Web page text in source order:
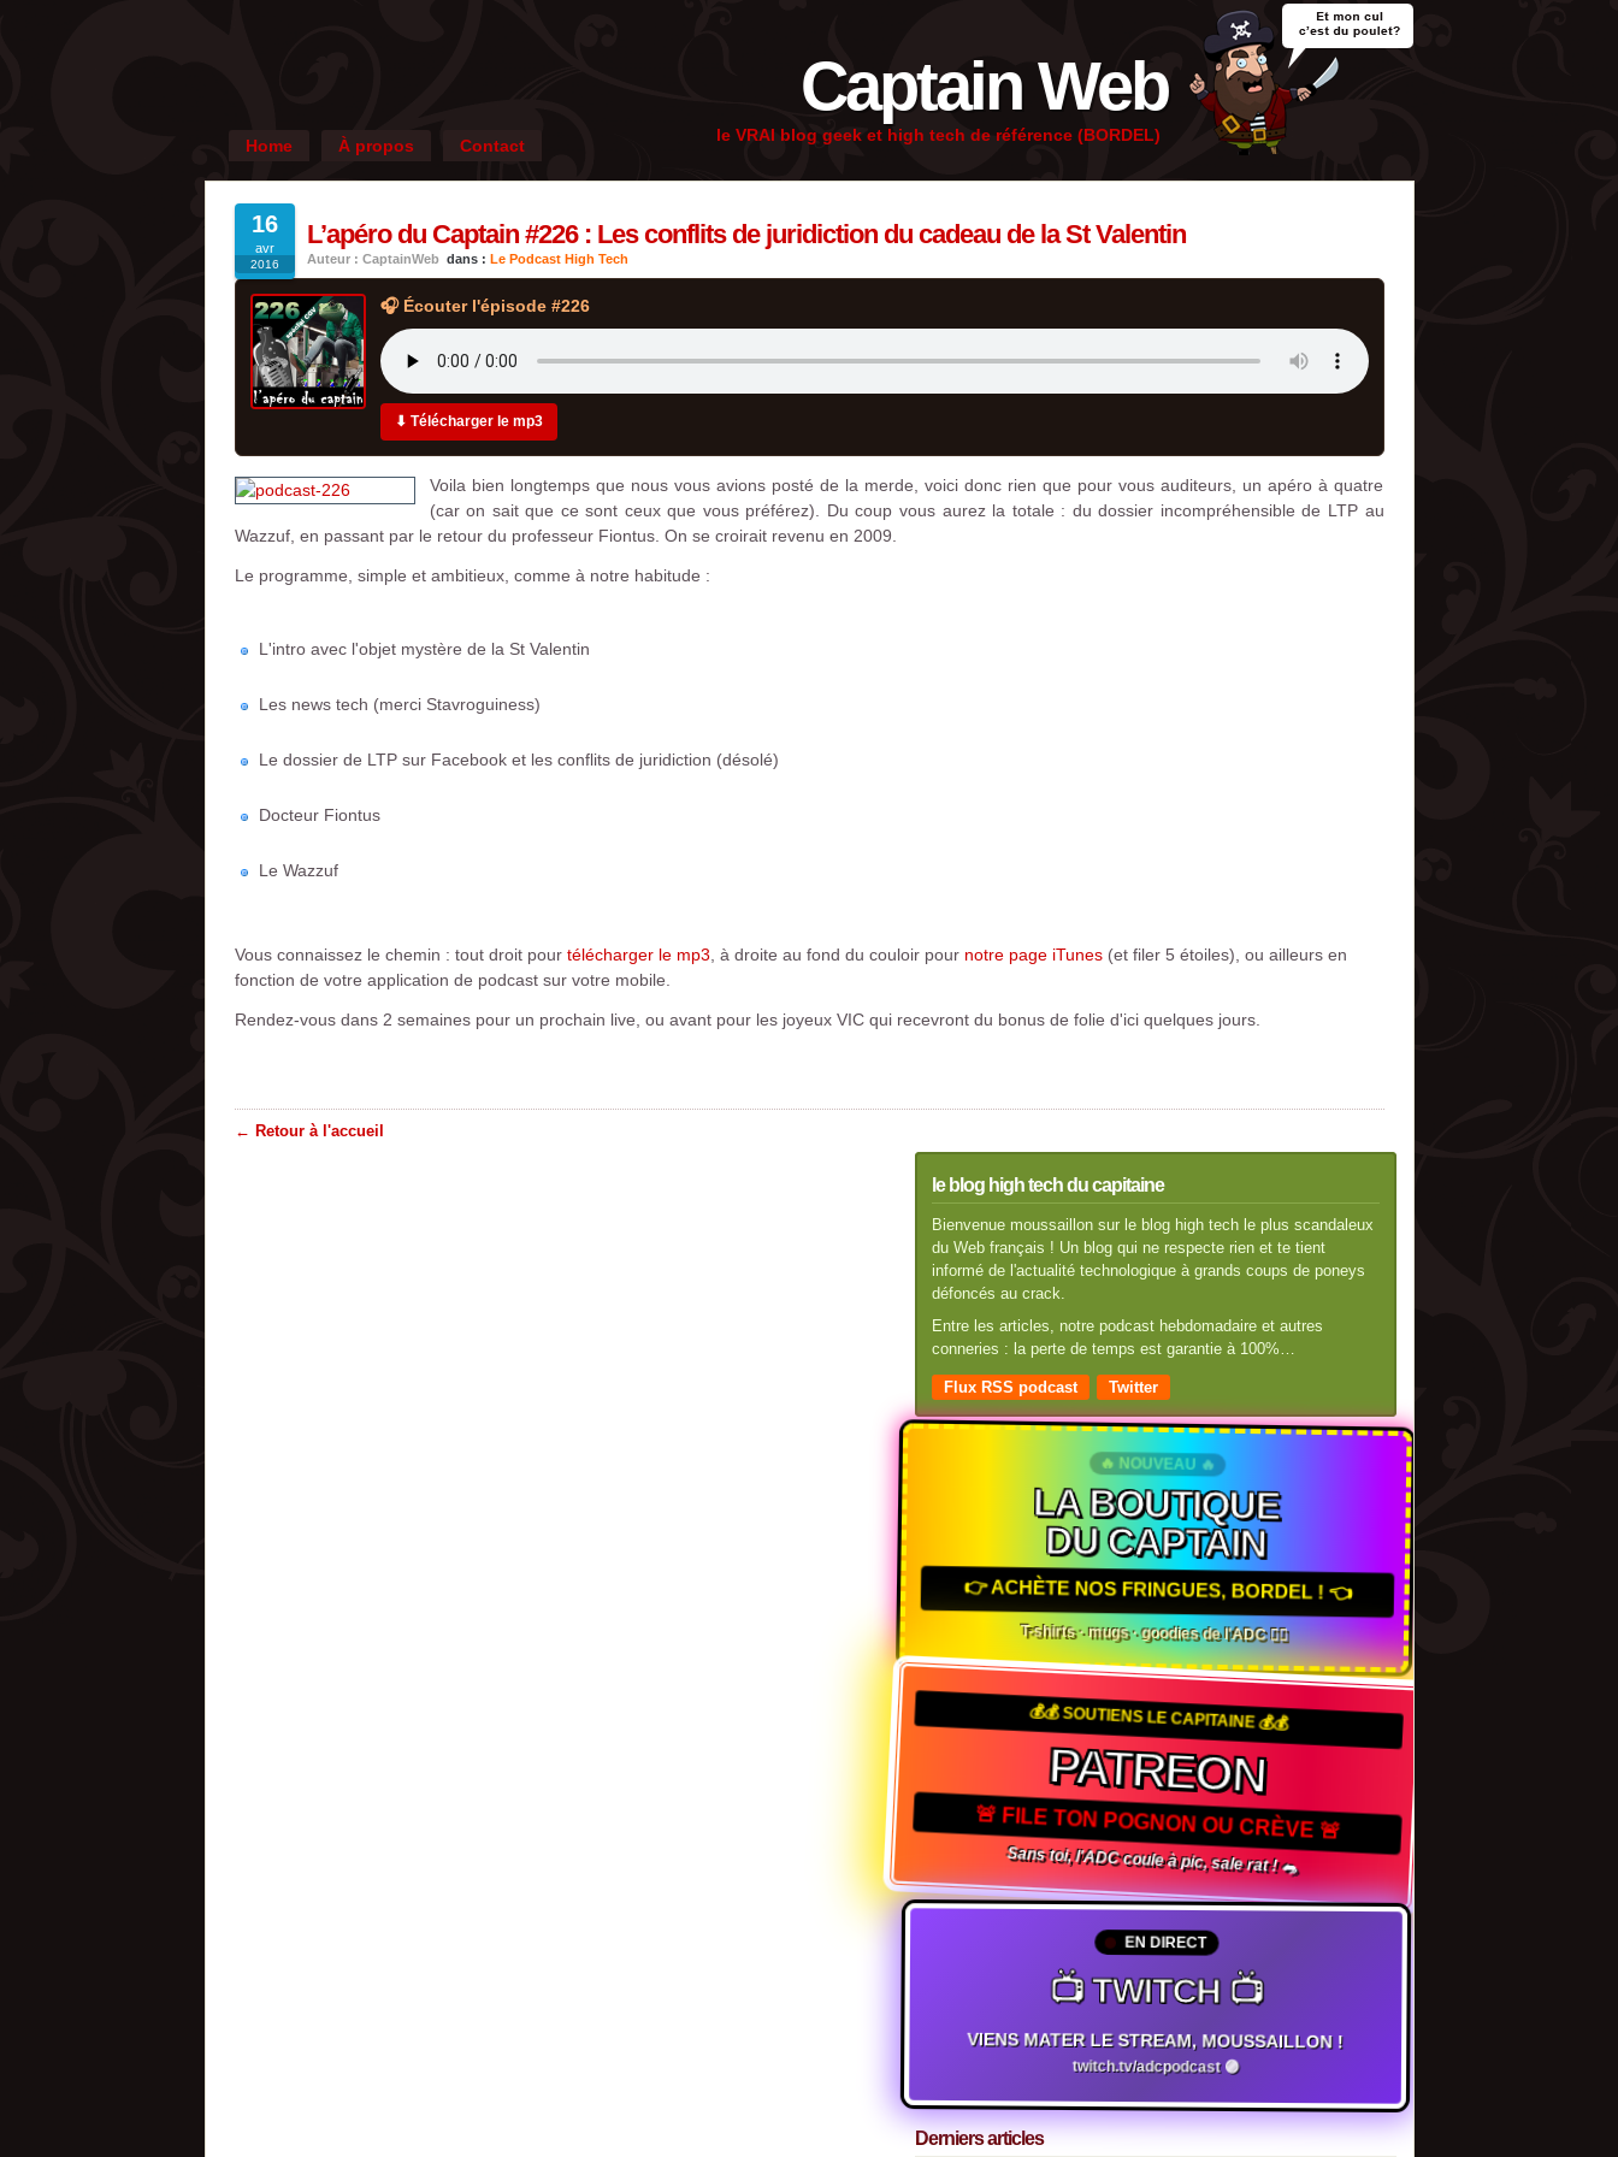
Captain Web
le VRAI blog geek et high tech de référence (BORDEL)
Home À propos Contact
16
avr
2016
L’apéro du Captain #226 : Les conflits de juridiction du cadeau de la St Valentin
Auteur : CaptainWeb dans : Le Podcast High Tech
🎧 Écouter l'épisode #226
⬇ Télécharger le mp3
Voila bien longtemps que nous vous avions posté de la merde, voici donc rien que pour vous auditeurs, un apéro à quatre
(car on sait que ce sont ceux que vous préférez). Du coup vous aurez la totale : du dossier incompréhensible de LTP au
Wazzuf, en passant par le retour du professeur Fiontus. On se croirait revenu en 2009.
Le programme, simple et ambitieux, comme à notre habitude :
L'intro avec l'objet mystère de la St Valentin
Les news tech (merci Stavroguiness)
Le dossier de LTP sur Facebook et les conflits de juridiction (désolé)
Docteur Fiontus
Le Wazzuf
Vous connaissez le chemin : tout droit pour télécharger le mp3 , à droite au fond du couloir pour notre page iTunes(et filer 5 étoiles), ou ailleurs en
fonction de votre application de podcast sur votre mobile.
Rendez-vous dans 2 semaines pour un prochain live, ou avant pour les joyeux VIC qui recevront du bonus de folie d'ici quelques jours.
← Retour à l'accueil
le blog high tech du capitaine
Bienvenue moussaillon sur le blog high tech le plus scandaleux
du Web français ! Un blog qui ne respecte rien et te tient
informé de l'actualité technologique à grands coups de poneys
défoncés au crack.
Entre les articles, notre podcast hebdomadaire et autres
conneries : la perte de temps est garantie à 100%…
Flux RSS podcast Twitter
🔥 NOUVEAU 🔥
LA BOUTIQUE
DU CAPTAIN
👉 ACHÈTE NOS FRINGUES, BORDEL ! 👈
T-shirts · mugs · goodies de l'ADC 🏴‍☠️
💰💰 SOUTIENS LE CAPITAINE 💰💰
PATREON
🚨 FILE TON POGNON OU CRÈVE 🚨
Sans toi, l'ADC coule à pic, sale rat ! 🐀
EN DIRECT
📺 TWITCH 📺
VIENS MATER LE STREAM, MOUSSAILLON !
twitch.tv/adcpodcast 🟣
Derniers articles